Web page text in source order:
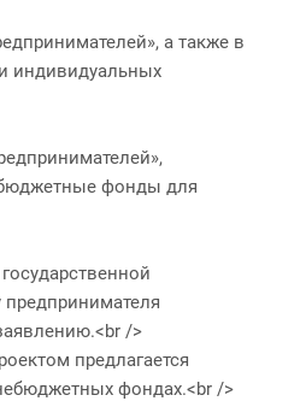
а также в
индивидуальных
фонды для
/>
предлагается
фондах.<br />